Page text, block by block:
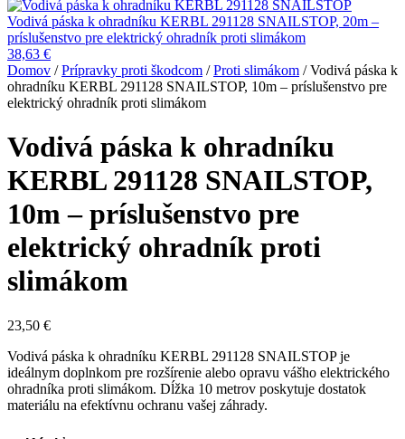
Vodivá páska k ohradníku KERBL 291128 SNAILSTOP, 20m –
príslušenstvo pre elektrický ohradník proti slimákom
38,63 €
Domov /Prípravky proti škodcom /Proti slimákom / Vodivá páska k
ohradníku KERBL 291128 SNAILSTOP, 10m – príslušenstvo pre
elektrický ohradník proti slimákom
Vodivá páska k ohradníku
KERBL 291128 SNAILSTOP,
10m – príslušenstvo pre
elektrický ohradník proti
slimákom
23,50 €
Vodivá páska k ohradníku KERBL 291128 SNAILSTOP je
ideálnym doplnkom pre rozšírenie alebo opravu vášho elektrického
ohradníka proti slimákom. Dĺžka 10 metrov poskytuje dostatok
materiálu na efektívnu ochranu vašej záhrady.